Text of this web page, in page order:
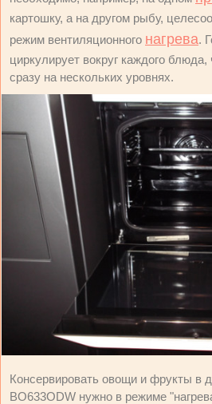
картошку, а на другом рыбу,
режим вентиляционного нагрева.
циркулирует вокруг каждого блюда,
сразу на нескольких уровнях.
Консервировать овощи и фрукты в
BO633ODW нужно в режиме